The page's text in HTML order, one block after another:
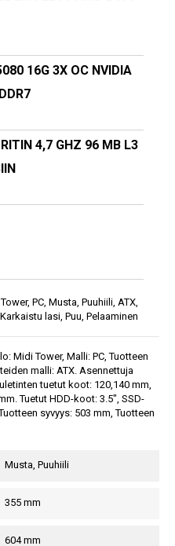
16G 3X OC NVIDIA
4,7 GHZ 96 MB L3
PC, Musta, Puuhiili, ATX,
lasi, Puu, Pelaaminen
Midi Tower, Malli: PC, Tuotteen
malli: ATX. Asennettuja
tuetut koot: 120,140 mm,
Tuetut HDD-koot: 3.5", SSD-
syvyys: 503 mm, Tuotteen
Musta, Puuhiili
355 mm
604 mm